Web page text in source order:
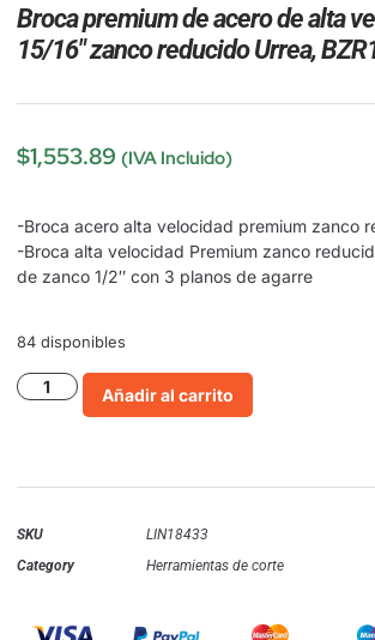
Broca premium de acero de alta
15/16″ zanco reducido Urrea,
$1,553.89 (IVA Incluido)
-Broca acero alta velocidad premium zanco
-Broca alta velocidad Premium zanco
de zanco 1/2″ con 3 planos de agarre
84 disponibles
Añadir al carrito
SKU
LIN18433
Category
Herramientas de corte